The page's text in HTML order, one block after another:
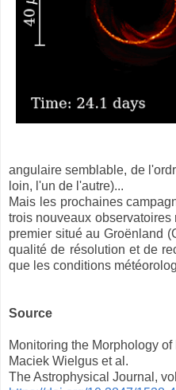
angulaire semblable, de
loin, l'un de l'autre)...
Mais les prochaines
trois nouveaux
premier situé au Groënland
qualité de résolution et de
que les conditions
Source
Monitoring the Morphology
Maciek Wielgus et al.
The Astrophysical Journal,